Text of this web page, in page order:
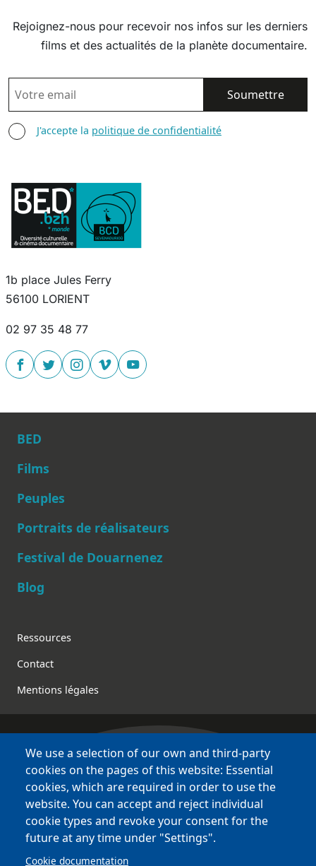
Rejoignez-nous pour recevoir nos infos sur les derniers
films et des actualités de la planète documentaire.
EMAIL
AGREE TERMS
J'accepte la politique de confidentialité
1b place Jules Ferry
56100 LORIENT
02 97 35 48 77
Main navigation
BED
Films
Peuples
Portraits de réalisateurs
Festival de Douarnenez
Blog
Footer
Ressources
Contact
Mentions légales
Bretagne Culture Diversité
des sites variés !
Sites
BCD
Bazhvalan
Bécédia
We use a selection of our own and third-party
cookies on the pages of this website: Essential
cookies, which are required in order to use the
website. You can accept and reject individual
cookie types and revoke your consent for the
future at any time under "Settings".
Cookie documentation